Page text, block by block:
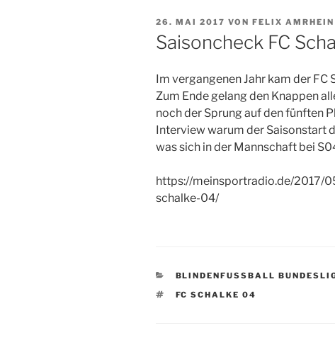
VERÖFFENTLICHT
AM
26. MAI 2017 VON FELIX AMRHEIN
Saisoncheck FC
Im vergangenen Jahr kam der FC
Zum Ende gelang den Knappen
noch der Sprung auf den fünften
Interview warum der Saisonstart
was sich in der Mannschaft bei
https://meinsportradio.de/2017/
schalke-04/
KATEGORIEN
BLINDENFUSSBALL
SCHLAGWÖRTER
FC SCHALKE 04